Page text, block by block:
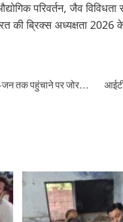
परिवर्तन, जैव
ब्रिक्स अध्यक्षता 2026
जन तक पहुंचाने पर जोर…